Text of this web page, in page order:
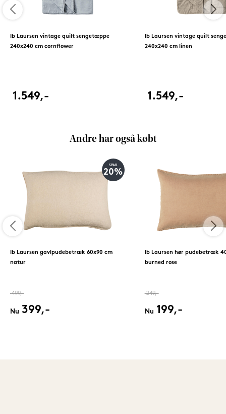
Ib Laursen vintage quilt sengetæppe
240x240 cm cornflower
1.549,-
Ib Laursen vintage quilt
240x240 cm linen
1.549,-
Andre har også købt
SPAR
20%
Ib Laursen gavlpudebetræk 60x90 cm
natur
499,-
Nu 399,-
Ib Laursen hør pudebetræk
burned rose
249,-
Nu 199,-